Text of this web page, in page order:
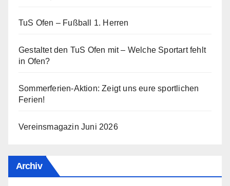
TuS Ofen – Fußball 1. Herren
Gestaltet den TuS Ofen mit – Welche Sportart fehlt
in Ofen?
Sommerferien-Aktion: Zeigt uns eure sportlichen
Ferien!
Vereinsmagazin Juni 2026
Archiv